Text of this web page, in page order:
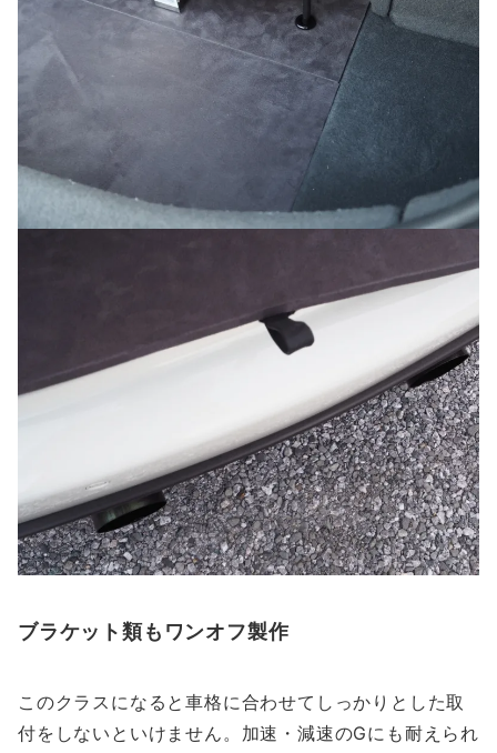
ブラケット類もワンオフ製作
このクラスになると車格に合わせてしっかりとした取
付をしないといけません。加速・減速のGにも耐えられ